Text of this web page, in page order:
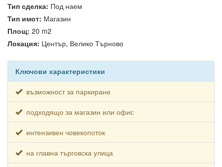
Тип сделка: Под наем
Тип имот: Магазин
Площ: 20 m2
Локация: Център, Велико Търново
Ключови характеристики
възможност за паркиране
подходящо за магазин или офис
интензивен човекопоток
на главна търговска улица